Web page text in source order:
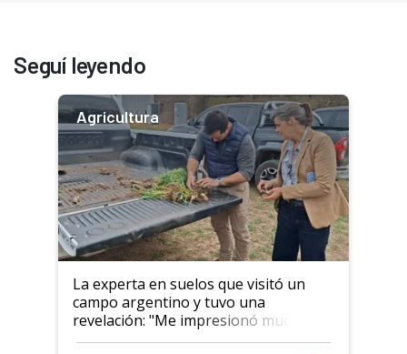
Seguí leyendo
Agricultura
La experta en suelos que visitó un
campo argentino y tuvo una
revelación: "Me impresionó mucho"